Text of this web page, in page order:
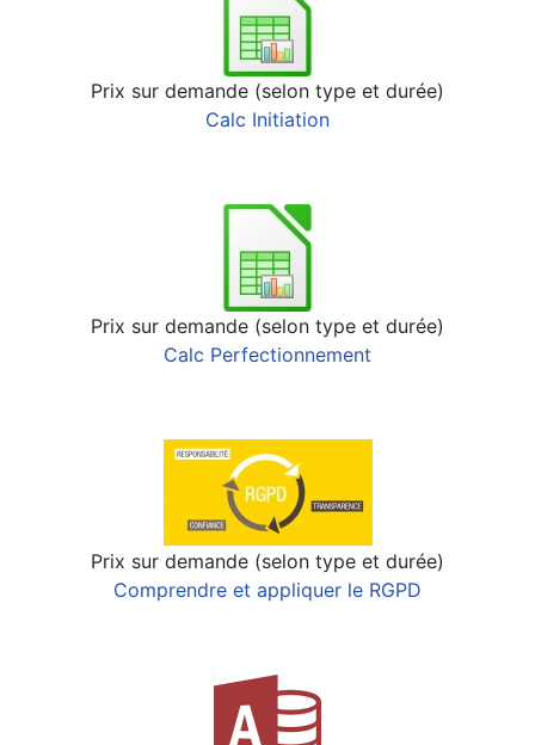
Prix sur demande (selon type et durée)
Calc Initiation
Prix sur demande (selon type et durée)
Calc Perfectionnement
Prix sur demande (selon type et durée)
Comprendre et appliquer le RGPD